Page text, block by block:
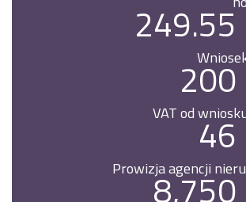
249.55
200
VAT od46
Prowizja agencji
8,750